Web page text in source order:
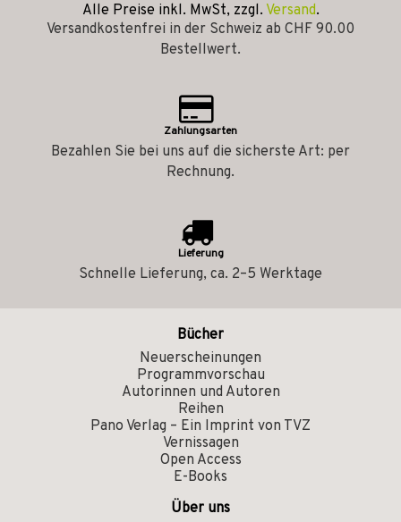
Alle Preise inkl. MwSt, zzgl. Versand.
Versandkostenfrei in der Schweiz ab CHF 90.00
Bestellwert.
Zahlungsarten
Bezahlen Sie bei uns auf die sicherste Art: per
Rechnung.
Lieferung
Schnelle Lieferung, ca. 2–5 Werktage
Bücher
Neuerscheinungen
Programmvorschau
Autorinnen und Autoren
Reihen
Pano Verlag – Ein Imprint von TVZ
Vernissagen
Open Access
E-Books
Über uns